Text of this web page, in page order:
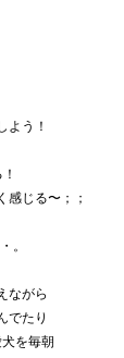
よう！
感じる〜；；
。
ながら
でたり
を毎朝